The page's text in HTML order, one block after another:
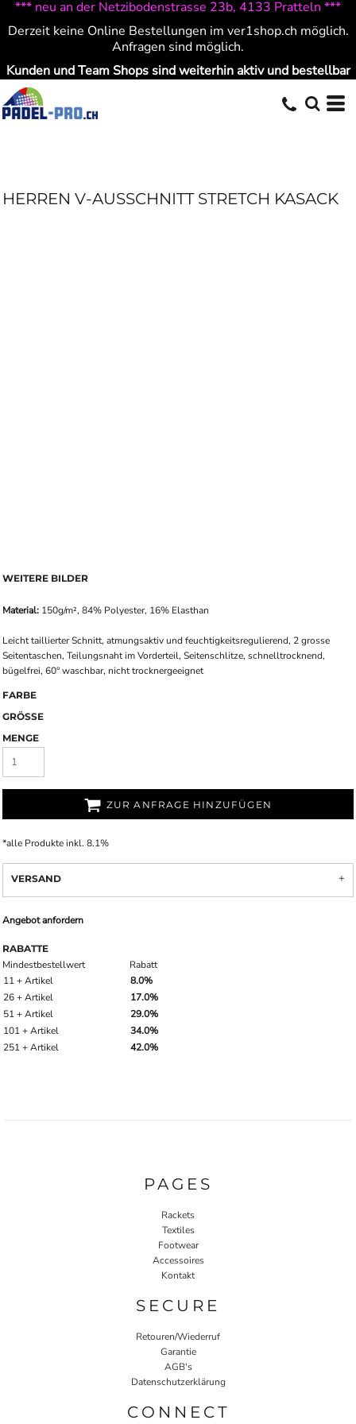
*** neu an der Netzibodenstrasse 23b, 4133 Pratteln ***
Derzeit keine Online Bestellungen im ver1shop.ch möglich.
Anfragen sind möglich.
Kunden und Team Shops sind weiterhin aktiv und bestellbar
HERREN V-AUSSCHNITT STRETCH KASACK
WEITERE BILDER
Material: 150g/m², 84% Polyester, 16% Elasthan
Leicht taillierter Schnitt, atmungsaktiv und feuchtigkeitsregulierend, 2 grosse
Seitentaschen, Teilungsnaht im Vorderteil, Seitenschlitze, schnelltrocknend,
bügelfrei, 60° waschbar, nicht trocknergeeignet
FARBE
GRÖSSE
MENGE
ZUR ANFRAGE HINZUFÜGEN
*alle Produkte inkl. 8.1%
VERSAND
Angebot anfordern
RABATTE
Mindestbestellwert
Rabatt
11 + Artikel
8.0%
26 + Artikel
17.0%
51 + Artikel
29.0%
101 + Artikel
34.0%
251 + Artikel
42.0%
PAGES
Rackets
Textiles
Footwear
Accessoires
Kontakt
SECURE
Retouren/Wiederruf
Garantie
AGB's
Datenschutzerklärung
CONNECT